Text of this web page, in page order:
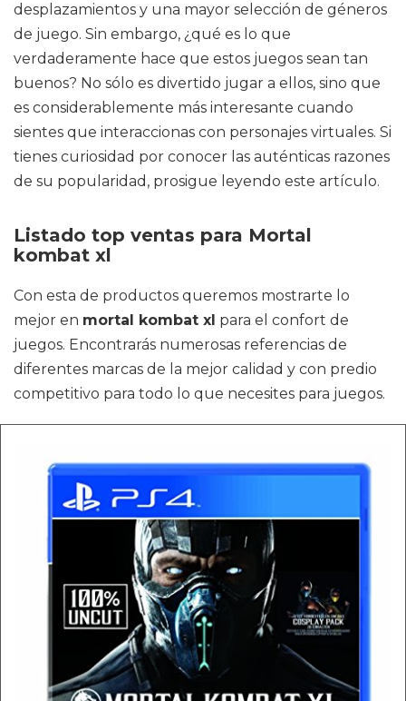
desplazamientos y una mayor selección de géneros
de juego. Sin embargo, ¿qué es lo que
verdaderamente hace que estos juegos sean tan
buenos? No sólo es divertido jugar a ellos, sino que
es considerablemente más interesante cuando
sientes que interaccionas con personajes virtuales. Si
tienes curiosidad por conocer las auténticas razones
de su popularidad, prosigue leyendo este artículo.
Listado top ventas para Mortal
kombat xl
Con esta de productos queremos mostrarte lo
mejor en mortal kombat xl para el confort de
juegos. Encontrarás numerosas referencias de
diferentes marcas de la mejor calidad y con predio
competitivo para todo lo que necesites para juegos.